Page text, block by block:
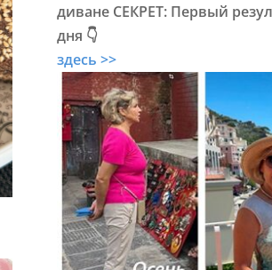
диване СЕКРЕТ: Первый
дня 👇
здесь >>